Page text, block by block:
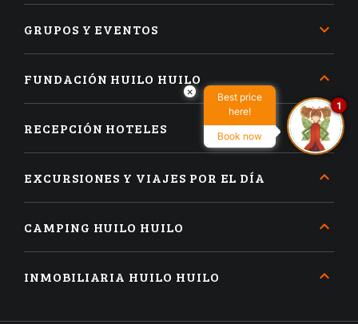
GRUPOS Y EVENTOS
FUNDACIÓN HUILO HUILO
RECEPCIÓN HOTELES
EXCURSIONES Y VIAJES POR EL DÍA
CAMPING HUILO HUILO
INMOBILIARIA HUILO HUILO
×
Best price
here!
Book now
1